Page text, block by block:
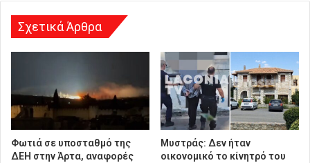
Σχετικά Άρθρα
Φωτιά σε υποσταθμό της
ΔΕΗ στην Άρτα, αναφορές
Μυστράς: Δεν ήταν
οικονομικό το κίνητρό του